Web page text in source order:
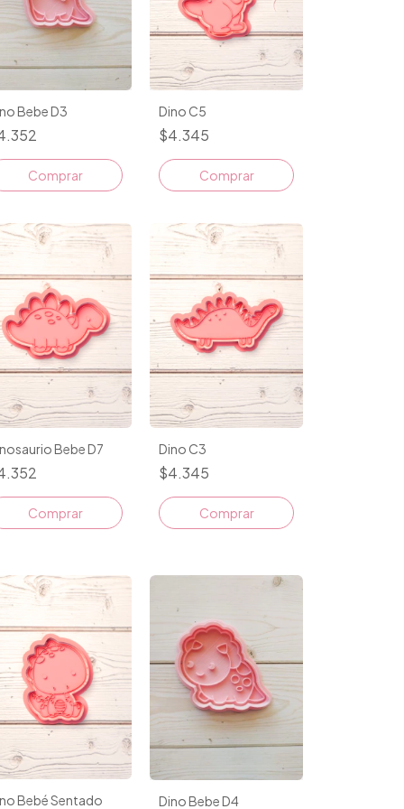
Bebe D3
Comprar
Dino C5
$4.345
Comprar
Bebe D7
Comprar
Dino C3
$4.345
Comprar
Bebé Sentado Dino Bebe D4